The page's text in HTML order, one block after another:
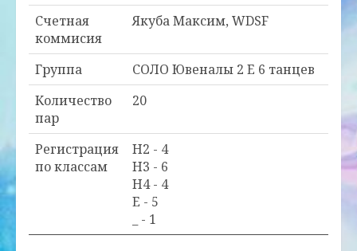
Счетная
коммисия
Якуба Максим, WDSF
Группа
СОЛО Ювеналы 2 E 6 танцев
Количество
пар
20
Регистрация
по классам
H2 - 4
H3 - 6
H4 - 4
E - 5
_ - 1